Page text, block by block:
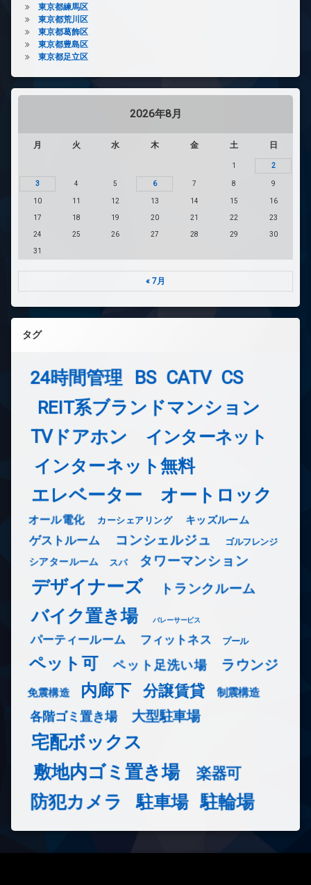
東京都練馬区
東京都荒川区
東京都葛飾区
東京都豊島区
東京都足立区
2026年8月
月 火 水 木 金 土 日
1 2
3 4 5 6 7 8 9
10 11 12 13 14 15 16
17 18 19 20 21 22 23
24 25 26 27 28 29 30
31
« 7月
タグ
24時間管理 BS CATV CS
REIT系ブランドマンション
TVドアホン インターネット
インターネット無料
エレベーター オートロック
オール電化 カーシェアリング キッズルーム
ゲストルーム コンシェルジュ ゴルフレンジ
シアタールーム スパ タワーマンション
デザイナーズ トランクルーム
バイク置き場 バレーサービス
パーティールーム フィットネス プール
ペット可 ペット足洗い場 ラウンジ
免震構造 内廊下 分譲賃貸 制震構造
各階ゴミ置き場 大型駐車場
宅配ボックス
敷地内ゴミ置き場
楽器可
防犯カメラ 駐車場 駐輪場